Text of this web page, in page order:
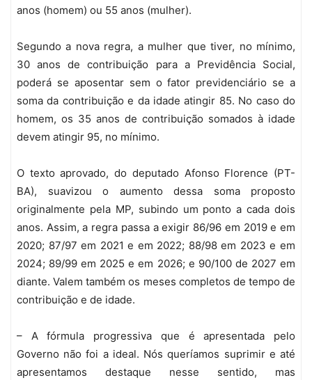
anos (homem) ou 55 anos (mulher).
Segundo a nova regra, a mulher que tiver, no mínimo,
30 anos de contribuição para a Previdência Social,
poderá se aposentar sem o fator previdenciário se a
soma da contribuição e da idade atingir 85. No caso do
homem, os 35 anos de contribuição somados à idade
devem atingir 95, no mínimo.
O texto aprovado, do deputado Afonso Florence (PT-
BA), suavizou o aumento dessa soma proposto
originalmente pela MP, subindo um ponto a cada dois
anos. Assim, a regra passa a exigir 86/96 em 2019 e em
2020; 87/97 em 2021 e em 2022; 88/98 em 2023 e em
2024; 89/99 em 2025 e em 2026; e 90/100 de 2027 em
diante. Valem também os meses completos de tempo de
contribuição e de idade.
– A fórmula progressiva que é apresentada pelo
Governo não foi a ideal. Nós queríamos suprimir e até
apresentamos destaque nesse sentido, mas